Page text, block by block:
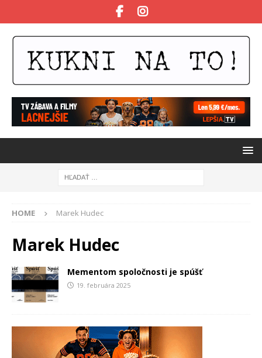
HOME Marek Hudec
Marek Hudec
Mementom spoločnosti je spúšť
19. februára 2025